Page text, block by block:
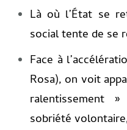
Là où l’État se
social tente de se
Face à
Rosa), on voit
ralentissement
sobriété